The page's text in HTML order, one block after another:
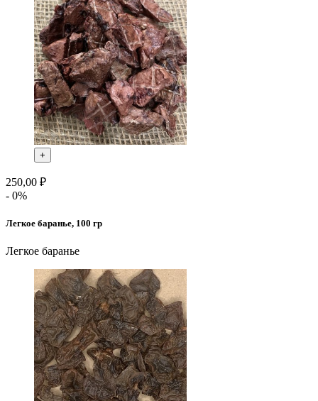
+
250,00 ₽
- 0%
Легкое баранье, 100 гр
Легкое баранье